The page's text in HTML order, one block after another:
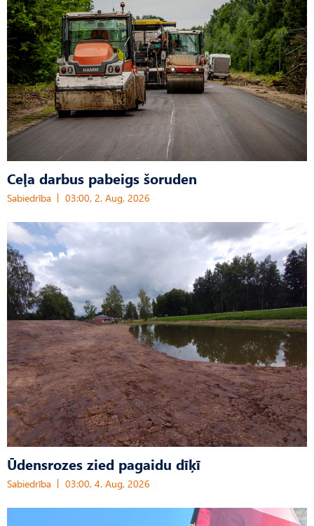
Ceļa darbus pabeigs šoruden
Sabiedrība 03:00, 2. Aug, 2026
Ūdensrozes zied pagaidu dīķī
Sabiedrība 03:00, 4. Aug, 2026